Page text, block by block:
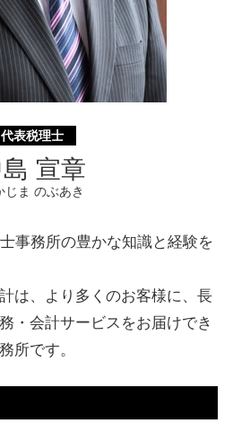
代表税理士
宣章
じま のぶあき
事務所の豊かな知識と経験を
は、より多くのお客様に、長
・会計サービスをお届けでき
所です。